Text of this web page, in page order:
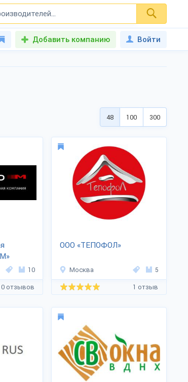
Добавить компанию Войти
48 100 300
10
0 отзывов
ООО «ТЕПОФОЛ»
Москва 5
1 отзыв